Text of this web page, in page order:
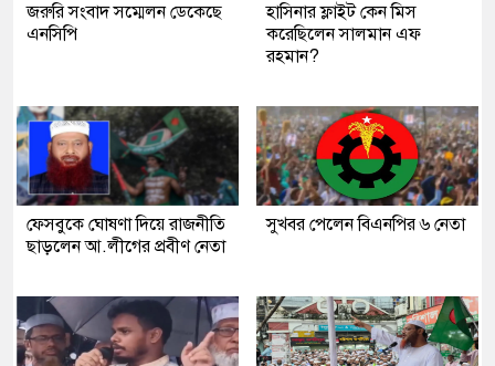
জরুরি সংবাদ সম্মেলন ডেকেছে
এনসিপি
হাসিনার ফ্লাইট কেন মিস
করেছিলেন সালমান এফ
রহমান?
ফেসবুকে ঘোষণা দিয়ে রাজনীতি
ছাড়লেন আ.লীগের প্রবীণ নেতা
সুখবর পেলেন বিএনপির ৬ নেতা